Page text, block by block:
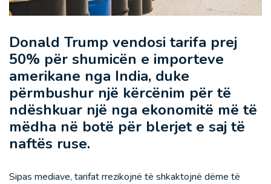
Donald Trump vendosi tarifa prej
50% për shumicën e importeve
amerikane nga India, duke
përmbushur një kërcënim për të
ndëshkuar një nga ekonomitë më të
mëdha në botë për blerjet e saj të
naftës ruse.
Sipas mediave, tarifat rrezikojnë të shkaktojnë dëme të